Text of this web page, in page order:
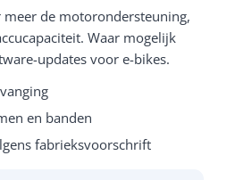
de motorondersteuning,
Waar mogelijk
updates voor e-bikes.
en banden
fabrieksvoorschrift